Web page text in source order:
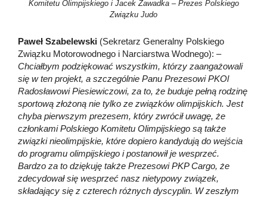
Komitetu Olimpijskiego i Jacek Zawadka – Prezes Polskiego
Związku Judo
Paweł Szabelewski (Sekretarz Generalny Polskiego
Związku Motorowodnego i Narciarstwa Wodnego): –
Chciałbym podziękować wszystkim, którzy zaangażowali
się w ten projekt, a szczególnie Panu Prezesowi PKOl
Radosławowi Piesiewiczowi, za to, że buduje pełną rodzinę
sportową złożoną nie tylko ze związków olimpijskich. Jest
chyba pierwszym prezesem, który zwrócił uwagę, że
członkami Polskiego Komitetu Olimpijskiego są także
związki nieolimpijskie, które dopiero kandydują do wejścia
do programu olimpijskiego i postanowił je wesprzeć.
Bardzo za to dziękuję także Prezesowi PKP Cargo, że
zdecydował się wesprzeć nasz nietypowy związek,
składający się z czterech różnych dyscyplin. W zeszłym